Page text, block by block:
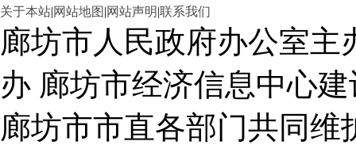
关于本站|网站地图 |网站声明|联系我们
廊坊市人民政府办公室
办 廊坊市经济信息中心建
廊坊市市直各部门共同